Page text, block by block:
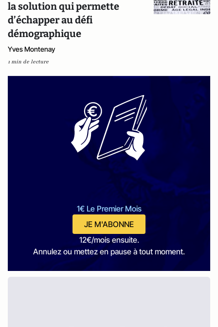
la solution qui permette
d’échapper au défi
démographique
Yves Montenay
1 min de lecture
1€ Le Premier Mois
JE M'ABONNE
12€/mois ensuite.
Annulez ou mettez en pause à tout moment.